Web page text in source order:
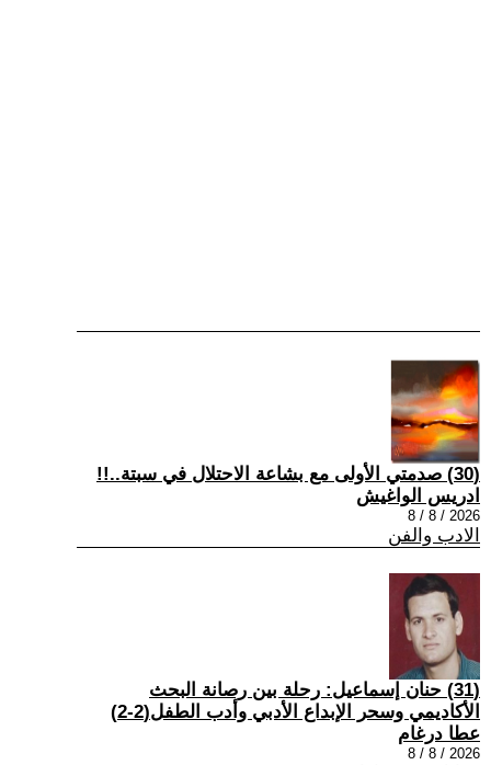
(30) صدمتي الأولى مع بشاعة الاحتلال في سبتة..!!
ادريس الواغيش
2026 / 8 / 8
الادب والفن
(31) حنان إسماعيل: رحلة بين رصانة البحث
الأكاديمي وسحر الإبداع الأدبي وأدب الطفل(2-2)
عطا درغام
2026 / 8 / 8